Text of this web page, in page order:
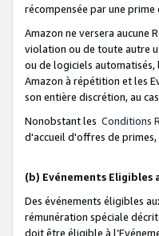
récompensée par une prime
Amazon ne versera aucune
violation ou de toute autre
ou de logiciels automatisés,
Amazon à répétition et les
son entière discrétion, au
Nonobstant les Conditions
d'accueil d'offres de
(b) Evénements Eligibles
Des événements éligibles
rémunération spéciale
doit être éligible à